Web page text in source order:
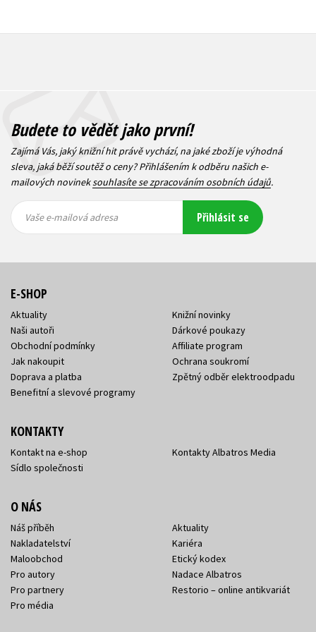
Budete to vědět jako první!
Zajímá Vás, jaký knižní hit právě vychází, na jaké zboží je výhodná
sleva, jaká běží soutěž o ceny? Přihlášením k odběru našich e-
mailových novineksouhlasíte se zpracováním osobních údajů.
mailová
mailová
Vaše e-mailová adresa Přihlásit se
E-SHOP
Aktuality
Naši autoři
Obchodní podmínky
Jak nakoupit
Doprava a platba
Benefitní a slevové programy
Knižní novinky
Dárkové poukazy
Affiliate program
Ochrana soukromí
Zpětný odběr elektroodpadu
KONTAKTY
Kontakt na e-shop
Sídlo společnosti
Kontakty Albatros Media
O NÁS
Náš příběh
Nakladatelství
Maloobchod
Pro autory
Pro partnery
Pro média
Aktuality
Kariéra
Etický kodex
Nadace Albatros
Restorio – online antikvariát